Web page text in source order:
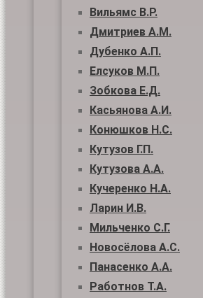
Вильямс В.Р.
Дмитриев А.М.
Дубенко А.П.
Елсуков М.П.
Зобкова Е.Д.
Касьянова А.И.
Конюшков Н.С.
Кутузов Г.П.
Кутузова А.А.
Кучеренко Н.А.
Ларин И.В.
Мильченко С.Г.
Новосёлова А.С.
Панасенко А.А.
Работнов Т.А.